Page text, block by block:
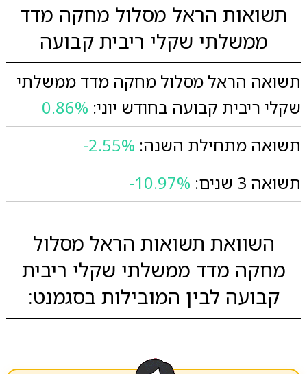
תשואות הראל מסלול מחקה מדד
ממשלתי שקלי ריבית קבועה
תשואה הראל מסלול מחקה מדד ממשלתי
שקלי ריבית קבועה בחודש יוני: 0.86%
תשואה מתחילת השנה: -2.55%
תשואה 3 שנים:
-10.97%
השוואת תשואות הראל מסלול
מחקה מדד ממשלתי שקלי ריבית
קבועה לבין המובילות בסגמנט: